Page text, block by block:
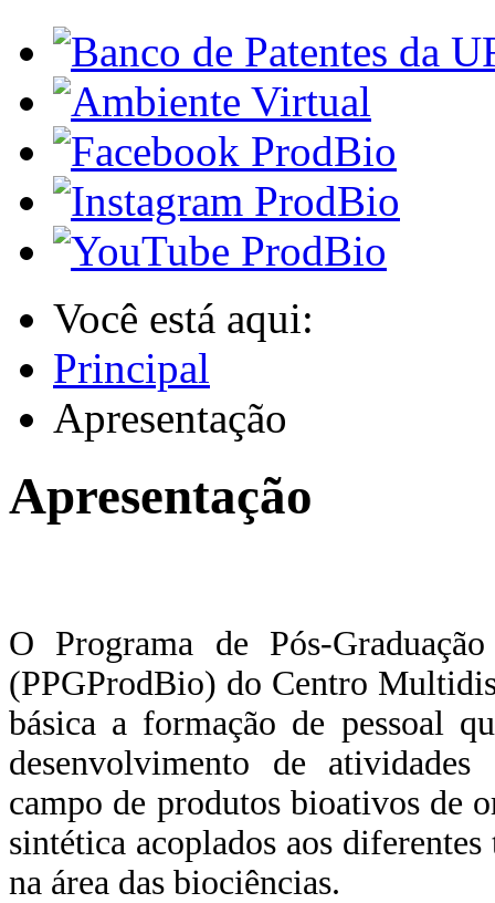
Você está aqui:
Principal
Apresentação
Apresentação
O Programa de Pós-
(PPGProdBio) do Centro
básica a formação de pessoal
desenvolvimento de
campo de produtos bioativos de
sintética acoplados aos diferentes
na área das biociências.